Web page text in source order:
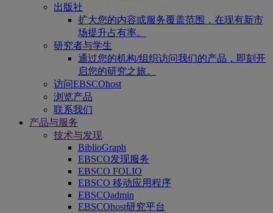
出版社
扩大您的内容或服务覆盖范围，在现有新市
场提升占有率。
研究者与学生
通过您的机构/组织访问我们的产品，即刻开
启您的研究之旅。
访问EBSCOhost
浏览产品
联系我们
产品与服务
技术与发现
BiblioGraph
EBSCO发现服务
EBSCO FOLIO
EBSCO 移动应用程序
EBSCOadmin
EBSCOhost研究平台